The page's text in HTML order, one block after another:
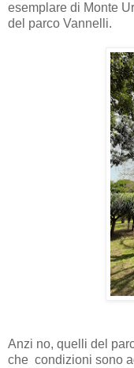
esemplare di Monte
del parco Vannelli.
Anzi no, quelli del
che condizioni sono